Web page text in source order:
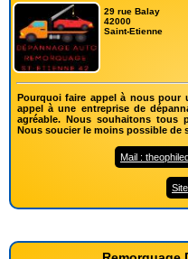
29 rue Balay
42000
Saint-Etienne
Pourquoi faire appel à nous pour
appel à une entreprise de
agréable. Nous souhaitons tous
Nous soucier le moins possible de
Mail :